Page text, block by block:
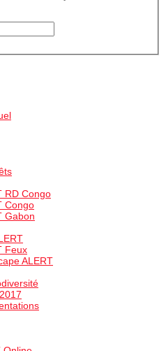
RD Congo
Congo
Gabon
Feux
ALERT